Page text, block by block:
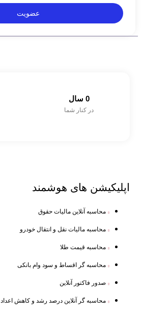
عضویت
در کنار شما
0
اپلیکیشن های هوشمند
محاسبه آنلاین مالیات حقوق
محاسبه مالیات نقل و انتقال خودرو
محاسبه قیمت طلا
محاسبه گر اقساط و سود وام بانکی
صدور فاکتور آنلاین
محاسبه گر آنلاین درصد رشد و کاهش اعداد